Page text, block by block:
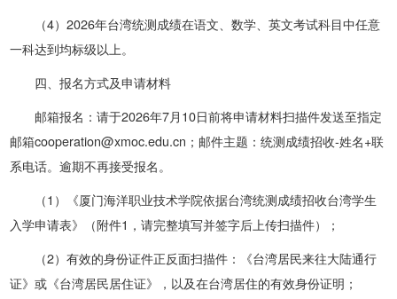
（4）2026年台湾统测成绩在语文、数学、英文考试科目中任意
一科达到均标级以上。
四、报名方式及申请材料
邮箱报名：请于2026年7月10日前将申请材料扫描件发送至指定
邮箱cooperation@xmoc.edu.cn；邮件主题：统测成绩招收-姓名+联
系电话。逾期不再接受报名。
（1）《厦门海洋职业技术学院依据台湾统测成绩招收台湾学生
入学申请表》（附件1，请完整填写并签字后上传扫描件）；
（2）有效的身份证件正反面扫描件：《台湾居民来往大陆通行
证》或《台湾居民居住证》，以及在台湾居住的有效身份证明；